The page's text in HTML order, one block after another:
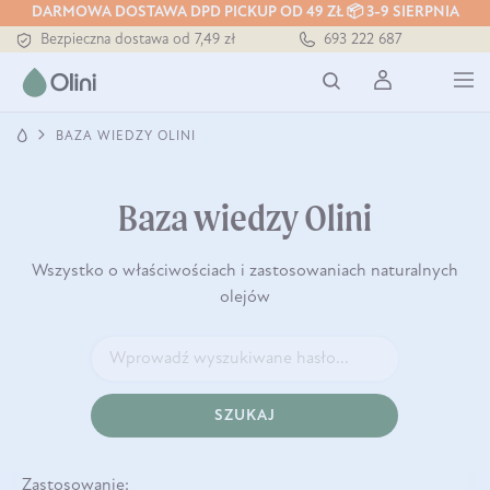
DARMOWA DOSTAWA DPD PICKUP OD 49 ZŁ 📦 3-9 SIERPNIA
Bezpieczna dostawa od 7,49 zł
Darmowa dostawa od 199 zł
Tłoczony zawsze na zimno
693 222 687
BAZA WIEDZY OLINI
Baza wiedzy Olini
Wszystko o właściwościach i zastosowaniach naturalnych
olejów
SZUKAJ
Zastosowanie: